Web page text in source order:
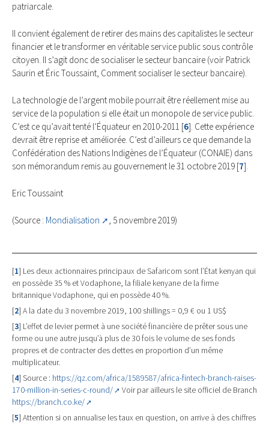
patriarcale.
Il convient également de retirer des mains des capitalistes le secteur
financier et le transformer en véritable service public sous contrôle
citoyen. Il s’agit donc de socialiser le secteur bancaire (voir Patrick
Saurin et Éric Toussaint, Comment socialiser le secteur bancaire).
La technologie de l’argent mobile pourrait être réellement mise au
service de la population si elle était un monopole de service public.
C’est ce qu’avait tenté l’Équateur en 2010-2011 [6]. Cette expérience
devrait être reprise et améliorée. C’est d’ailleurs ce que demande la
Confédération des Nations Indigènes de l’Équateur (CONAIE) dans
son mémorandum remis au gouvernement le 31 octobre 2019 [7].
Eric Toussaint
(Source : Mondialisation , 5 novembre 2019)
[1] Les deux actionnaires principaux de Safaricom sont l’État kenyan qui
en possède 35 % et Vodaphone, la filiale kenyane de la firme
britannique Vodaphone, qui en possède 40 %.
[2] A la date du 3 novembre 2019, 100 shillings = 0,9 € ou 1 US$
[3] L’effet de levier permet à une société financière de prêter sous une
forme ou une autre jusqu’à plus de 30 fois le volume de ses fonds
propres et de contracter des dettes en proportion d’un même
multiplicateur.
[4] Source : https://qz.com/africa/1589587/africa-fintech-branch-raises-
170-million-in-series-c-round/
Voir par ailleurs le site officiel de Branch
https://branch.co.ke/
[5] Attention si on annualise les taux en question, on arrive à des chiffres